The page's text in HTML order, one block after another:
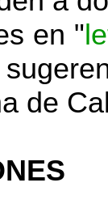
en "
de